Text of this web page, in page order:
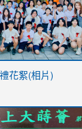
花絮(相片)